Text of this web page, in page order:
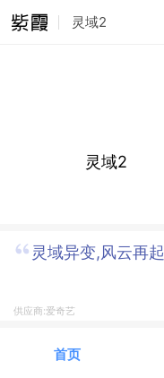
灵域2
灵域2
灵域异变,风云再起
供应商:爱奇艺
首页